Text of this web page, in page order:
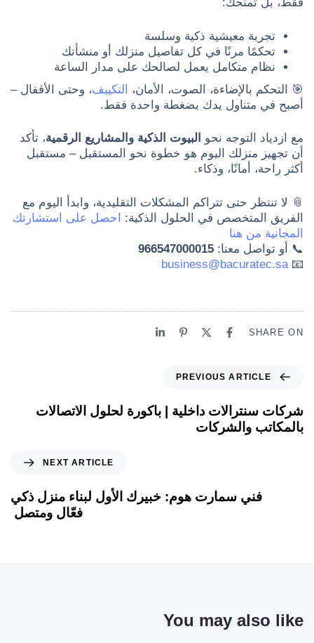
تجربة معيشية ذكية وسلسة
تحكمًا مرنًا في كل تفاصيل منزلك أو منشأتك
نظام متكامل يعمل لصالحك على مدار الساعة
🎯 التحكم بالإضاءة، الصوت، الأمان،
التكييف، وحتى الأقفال –
أصبح في متناول يدك بضغطة واحدة فقط.
مع ازدياد التوجه نحو البيوت الذكية والمشاريع الرقمية، تأكد
أن تجهيز منزلك اليوم هو خطوة نحو المستقبل – مستقبل
أكثر راحة، أمانًا، وذكاء.
📎 لا تنتظر حتى تتراكم المشكلات التقليدية، وابدأ اليوم مع
الفريق المتخصص في الحلول الذكية:
احصل على استشارتك
المجانية من هنا
📞 أو تواصل معنا: 966547000015
📧
business@bacuratec.sa
SHARE ON
PREVIOUS ARTICLE
شركات سنترالات داخلية | باكورة لحلول الاتصالات
بالمكاتب والشركات
NEXT ARTICLE
فني سمارت هوم: خبيرك الأول لبناء منزل ذكي
فعّال ومتصل
You may also like